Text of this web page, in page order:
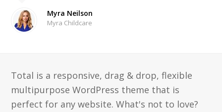
Myra Neilson
Myra Childcare
Total is a responsive, drag & drop, flexible
multipurpose WordPress theme that is
perfect for any website. What's not to love?